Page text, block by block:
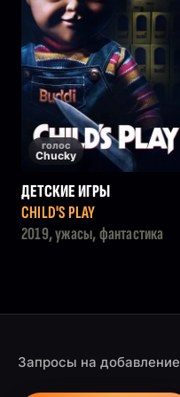
голос
Chucky
ДЕТСКИЕ ИГРЫ
CHILD'S PLAY
2019, ужасы, фантастика
Запросы на добавление